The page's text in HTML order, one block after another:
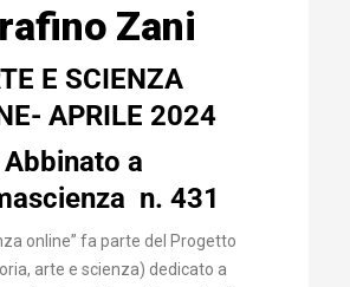
Zani
E SCIENZA
APRILE 2024
Abbinato a
n. 431
online” fa parte del Progetto
arte e scienza) dedicato a